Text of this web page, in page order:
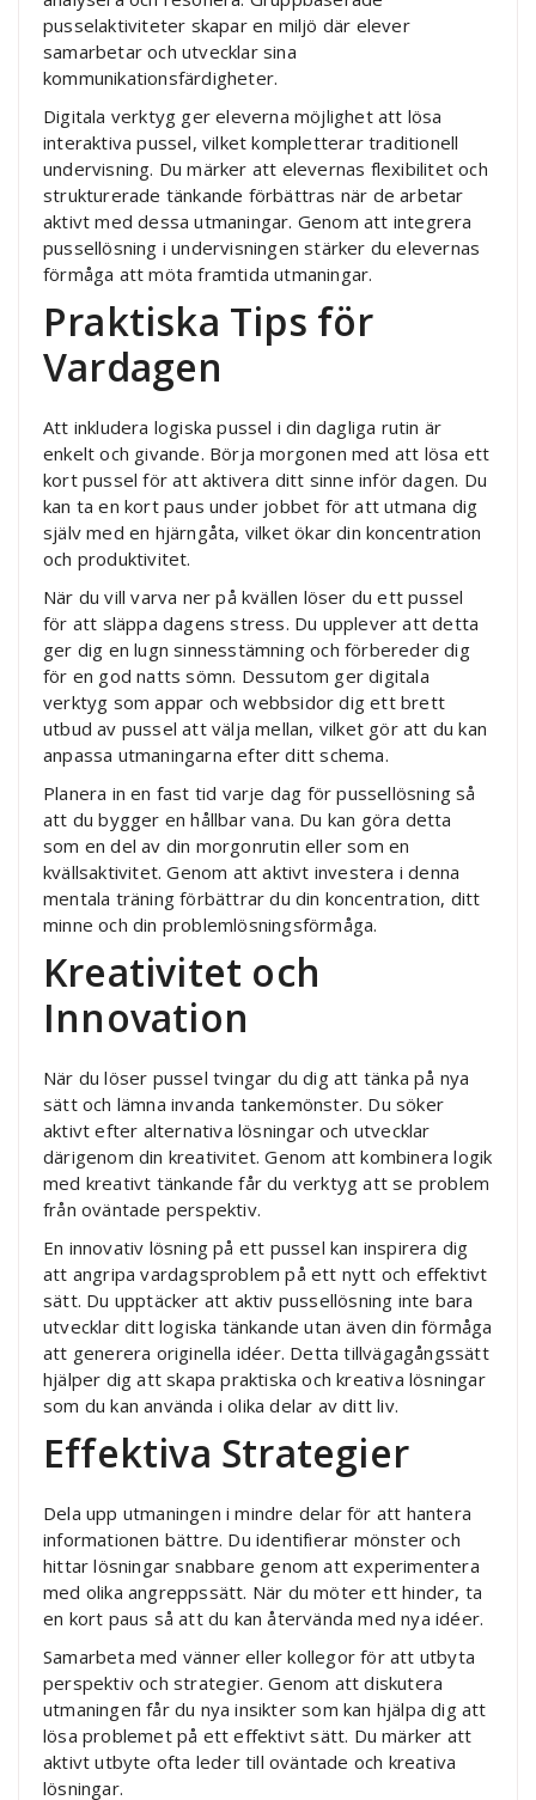
pusselaktiviteter skapar en miljö där elever
samarbetar och utvecklar sina
kommunikationsfärdigheter.
Digitala verktyg ger eleverna möjlighet att lösa
interaktiva pussel, vilket kompletterar traditionell
undervisning. Du märker att elevernas flexibilitet och
strukturerade tänkande förbättras när de arbetar
aktivt med dessa utmaningar. Genom att integrera
pussellösning i undervisningen stärker du elevernas
förmåga att möta framtida utmaningar.
Praktiska Tips för
Vardagen
Att inkludera logiska pussel i din dagliga rutin är
enkelt och givande. Börja morgonen med att lösa ett
kort pussel för att aktivera ditt sinne inför dagen. Du
kan ta en kort paus under jobbet för att utmana dig
själv med en hjärngåta, vilket ökar din koncentration
och produktivitet.
När du vill varva ner på kvällen löser du ett pussel
för att släppa dagens stress. Du upplever att detta
ger dig en lugn sinnesstämning och förbereder dig
för en god natts sömn. Dessutom ger digitala
verktyg som appar och webbsidor dig ett brett
utbud av pussel att välja mellan, vilket gör att du kan
anpassa utmaningarna efter ditt schema.
Planera in en fast tid varje dag för pussellösning så
att du bygger en hållbar vana. Du kan göra detta
som en del av din morgonrutin eller som en
kvällsaktivitet. Genom att aktivt investera i denna
mentala träning förbättrar du din koncentration, ditt
minne och din problemlösningsförmåga.
Kreativitet och
Innovation
När du löser pussel tvingar du dig att tänka på nya
sätt och lämna invanda tankemönster. Du söker
aktivt efter alternativa lösningar och utvecklar
därigenom din kreativitet. Genom att kombinera logik
med kreativt tänkande får du verktyg att se problem
från oväntade perspektiv.
En innovativ lösning på ett pussel kan inspirera dig
att angripa vardagsproblem på ett nytt och effektivt
sätt. Du upptäcker att aktiv pussellösning inte bara
utvecklar ditt logiska tänkande utan även din förmåga
att generera originella idéer. Detta tillvägagångssätt
hjälper dig att skapa praktiska och kreativa lösningar
som du kan använda i olika delar av ditt liv.
Effektiva Strategier
Dela upp utmaningen i mindre delar för att hantera
informationen bättre. Du identifierar mönster och
hittar lösningar snabbare genom att experimentera
med olika angreppssätt. När du möter ett hinder, ta
en kort paus så att du kan återvända med nya idéer.
Samarbeta med vänner eller kollegor för att utbyta
perspektiv och strategier. Genom att diskutera
utmaningen får du nya insikter som kan hjälpa dig att
lösa problemet på ett effektivt sätt. Du märker att
aktivt utbyte ofta leder till oväntade och kreativa
lösningar.